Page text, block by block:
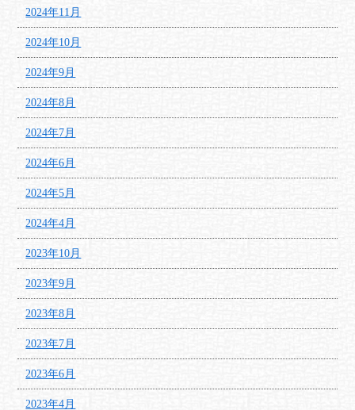
2024年11月
2024年10月
2024年9月
2024年8月
2024年7月
2024年6月
2024年5月
2024年4月
2023年10月
2023年9月
2023年8月
2023年7月
2023年6月
2023年4月